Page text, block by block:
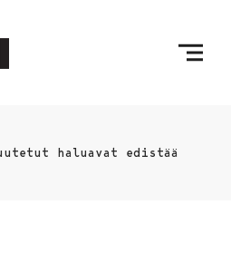
haluavat edistää